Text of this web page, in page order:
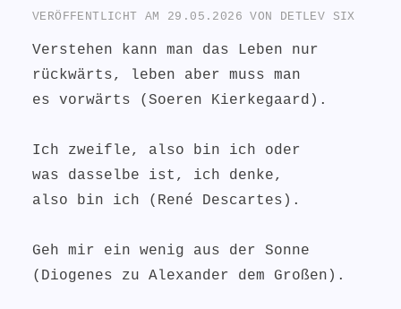
VERÖFFENTLICHT AM 29.05.2026 VON DETLEV SIX
Verstehen kann man das Leben nur
rückwärts, leben aber muss man
es vorwärts (Soeren Kierkegaard).
Ich zweifle, also bin ich oder
was dasselbe ist, ich denke,
also bin ich (René Descartes).
Geh mir ein wenig aus der Sonne
(Diogenes zu Alexander dem Großen).